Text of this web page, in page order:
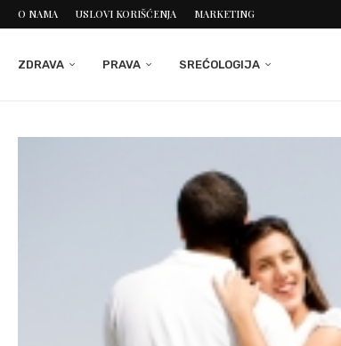
O NAMA USLOVI KORIŠĆENJA MARKETING
ZDRAVA PRAVA SREĆOLOGIJA